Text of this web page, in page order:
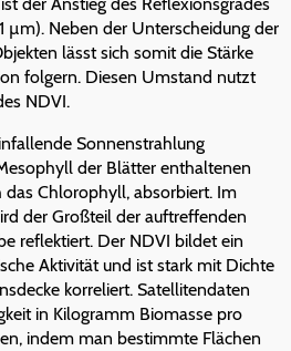
der Anstieg des Reflexionsgrades
µm). Neben der Unterscheidung der
lässt sich somit die Stärke
folgern. Diesen Umstand nutzt
NDVI.
Sonnenstrahlung
der Blätter enthaltenen
Chlorophyll, absorbiert. Im
der Großteil der auftreffenden
reflektiert. Der NDVI bildet ein
Aktivität und ist stark mit Dichte
korreliert. Satellitendaten
in Kilogramm Biomasse pro
indem man bestimmte Flächen